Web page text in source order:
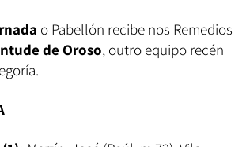
o Pabellón recibe nos Remedios
de Oroso, outro equipo recén